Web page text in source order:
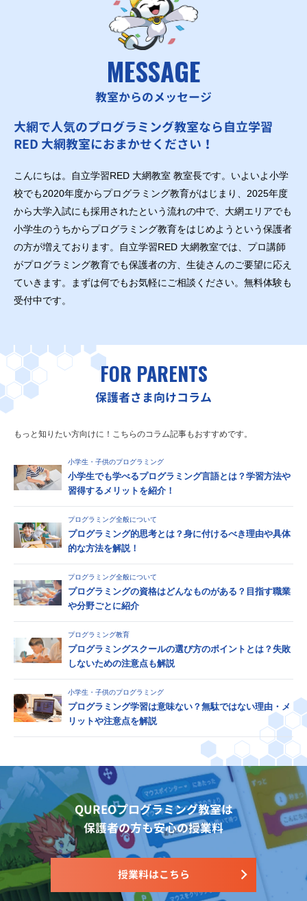
MESSAGE
教室からのメッセージ
大網で人気のプログラミング教室なら自立学習
RED 大網教室におまかせください！
こんにちは。自立学習RED 大網教室 教室長です。いよいよ小学
校でも2020年度からプログラミング教育がはじまり、2025年度
から大学入試にも採用されたという流れの中で、大網エリアでも
小学生のうちからプログラミング教育をはじめようという保護者
の方が増えております。自立学習RED 大網教室では、プロ講師
がプログラミング教育でも保護者の方、生徒さんのご要望に応え
ていきます。まずは何でもお気軽にご相談ください。無料体験も
受付中です。
FOR PARENTS
保護者さま向けコラム
もっと知りたい方向けに！こちらのコラム記事もおすすめです。
小学生・子供のプログラミング
小学生でも学べるプログラミング言語とは？学習方法や
習得するメリットを紹介！
プログラミング全般について
プログラミング的思考とは？身に付けるべき理由や具体
的な方法を解説！
プログラミング全般について
プログラミングの資格はどんなものがある？目指す職業
や分野ごとに紹介
プログラミング教育
プログラミングスクールの選び方のポイントとは？失敗
しないための注意点も解説
小学生・子供のプログラミング
プログラミング学習は意味ない？無駄ではない理由・メ
リットや注意点を解説
QUREOプログラミング教室は
保護者の方も安心の授業料
授業料はこちら